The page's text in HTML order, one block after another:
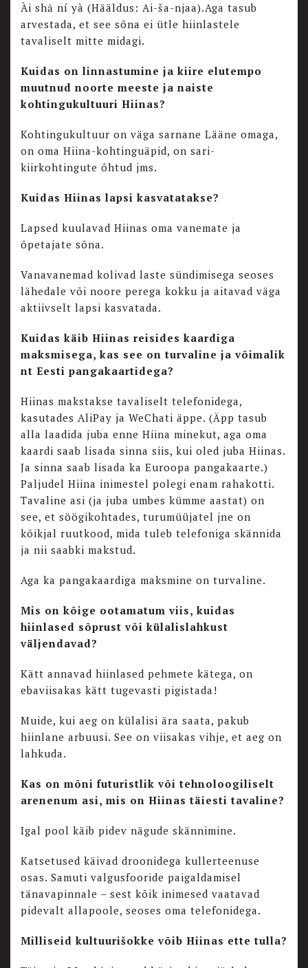
Ài shā ní yà (Hääldus: Ai-ša-njaa).Aga tasub
arvestada, et see sõna ei ütle hiinlastele
tavaliselt mitte midagi.
Kuidas on linnastumine ja kiire elutempo
muutnud noorte meeste ja naiste
kohtingukultuuri Hiinas?
Kohtingukultuur on väga sarnane Lääne omaga,
on oma Hiina-kohtinguäpid, on sari-
kiirkohtingute õhtud jms.
Kuidas Hiinas lapsi kasvatatakse?
Lapsed kuulavad Hiinas oma vanemate ja
õpetajate sõna.
Vanavanemad kolivad laste sündimisega seoses
lähedale või noore perega kokku ja aitavad väga
aktiivselt lapsi kasvatada.
Kuidas käib Hiinas reisides kaardiga
maksmisega, kas see on turvaline ja võimalik
nt Eesti pangakaartidega?
Hiinas makstakse tavaliselt telefonidega,
kasutades AliPay ja WeChati äppe. (Äpp tasub
alla laadida juba enne Hiina minekut, aga oma
kaardi saab lisada sinna siis, kui oled juba Hiinas.
Ja sinna saab lisada ka Euroopa pangakaarte.)
Paljudel Hiina inimestel polegi enam rahakotti.
Tavaline asi (ja juba umbes kümme aastat) on
see, et söögikohtades, turumüüjatel jne on
kõikjal ruutkood, mida tuleb telefoniga skännida
ja nii saabki makstud.
Aga ka pangakaardiga maksmine on turvaline.
Mis on kõige ootamatum viis, kuidas
hiinlased sõprust või külalislahkust
väljendavad?
Kätt annavad hiinlased pehmete kätega, on
ebaviisakas kätt tugevasti pigistada!
Muide, kui aeg on külalisi ära saata, pakub
hiinlane arbuusi. See on viisakas vihje, et aeg on
lahkuda.
Kas on mõni futuristlik või tehnoloogiliselt
arenenum asi, mis on Hiinas täiesti tavaline?
Igal pool käib pidev nägude skännimine.
Katsetused käivad droonidega kullerteenuse
osas. Samuti valgusfooride paigaldamisel
tänavapinnale – sest kõik inimesed vaatavad
pidevalt allapoole, seoses oma telefonidega.
Milliseid kultuurišokke võib Hiinas ette tulla?